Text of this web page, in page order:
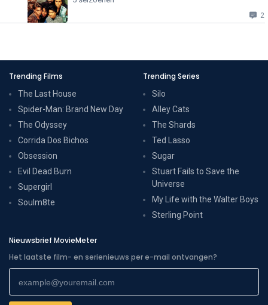
2
Trending Films
The Last House
Spider-Man: Brand New Day
The Odyssey
Corrida Dos Bichos
Obsession
Evil Dead Burn
Supergirl
Soulm8te
Trending Series
Silo
Alley Cats
The Shards
Ted Lasso
Sugar
Stuart Fails to Save the
Universe
My Life with the Walter Boys
Sterling Point
Nieuwsbrief MovieMeter
Het laatste film- en serienieuws per e-mail ontvangen?